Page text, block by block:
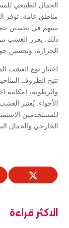
الجمال الطبيعي
مناطق عامة. توفر
يسهم في تحسين
ذلك، يعزز العشب
الحرارة، وتحسين
اختيار نوع العشب
تتيح الظروف
والرطوبة، إمكانية
الأجواء. يُعتبر
للمستخدمين
الخارجي والجمال
الاكثر قراءة